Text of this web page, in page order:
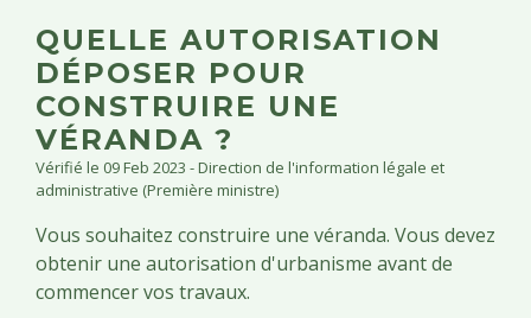
QUELLE AUTORISATION
DÉPOSER POUR
CONSTRUIRE UNE
VÉRANDA ?
Vérifié le 09 Feb 2023 - Direction de l'information légale et
administrative (Première ministre)
Vous souhaitez construire une véranda. Vous devez
obtenir une autorisation d'urbanisme avant de
commencer vos travaux.